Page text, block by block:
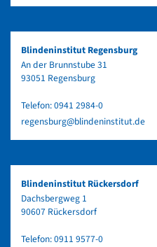
Blindeninstitut Regensburg
An der Brunnstube 31
93051 Regensburg
Telefon:0941 2984-0
regensburg@blindeninstitut.de
Blindeninstitut Rückersdorf
Dachsbergweg 1
90607 Rückersdorf
Telefon:0911 9577-0